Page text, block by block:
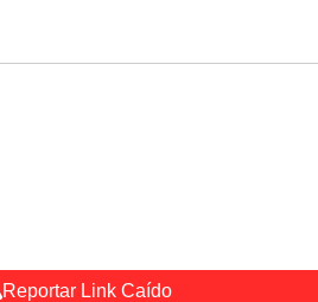
Reportar Link Caído